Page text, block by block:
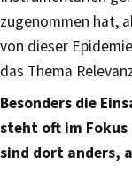
zugenommen hat,
von dieser
das Thema
Besonders die
steht oft im Fokus
sind dort anders,